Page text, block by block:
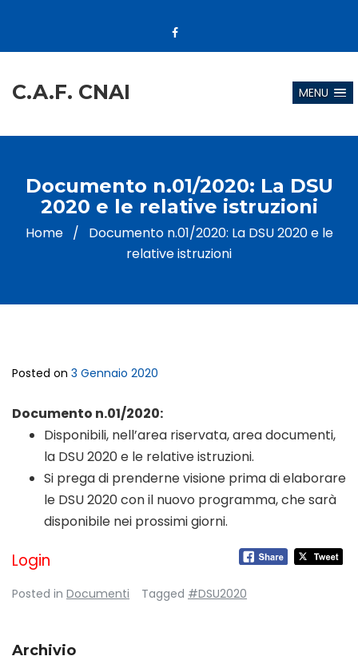
C.A.F. CNAI MENU
Documento n.01/2020: La DSU
2020 e le relative istruzioni
Home/ Documento n.01/2020: La DSU 2020 e le
relative istruzioni
Posted on 3 Gennaio 2020
Documento n.01/2020:
Disponibili, nell’area riservata, area documenti,
la DSU 2020 e le relative istruzioni.
Si prega di prenderne visione prima di elaborare
le DSU 2020 con il nuovo programma, che sarà
disponibile nei prossimi giorni.
Login
Posted in Documenti Tagged #DSU2020
Archivio